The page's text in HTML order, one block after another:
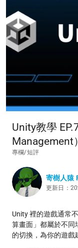
Unity教學
Management）
專欄/短評
寄樹人猿
更新日：
Unity 裡的遊戲通常
算畫面」都屬於不同
的切換，為你的遊戲